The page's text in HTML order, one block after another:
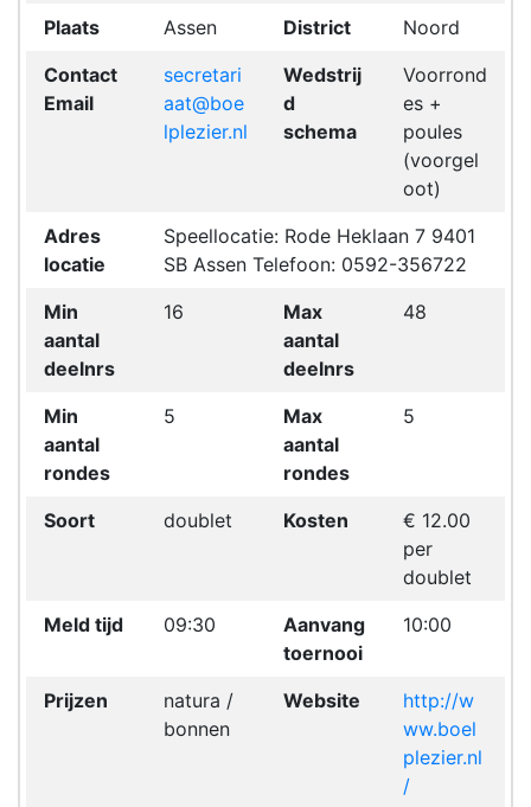
Plaats
Assen District
Noord
Contact
Email
secretari
aat@boe
lplezier.nl
Wedstrij
d
schema
Voorrond
es +
poules
(voorgel
oot)
Adres
locatie
Speellocatie: Rode Heklaan 7 9401
SB Assen Telefoon: 0592-356722
Min
aantal
deelnrs
16
Max
aantal
deelnrs
48
Min
aantal
rondes
5
Max
aantal
rondes
5
Soort doublet Kosten
€ 12.00
per
doublet
Meld tijd
09:30
Aanvang
toernooi
10:00
Prijzen
natura /
bonnen
Website
http://w
ww.boel
plezier.nl
/